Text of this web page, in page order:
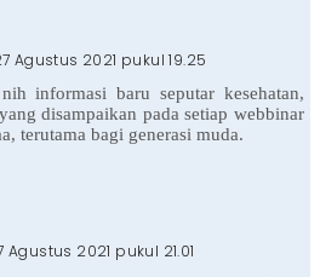
Agustus 2021 pukul 19.25
informasi baru seputar kesehatan,
disampaikan pada setiap webbinar
terutama bagi generasi muda.
Agustus 2021 pukul 21.01